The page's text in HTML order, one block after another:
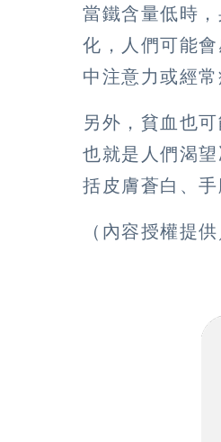
當鐵含量低時
化，人們可能
中注意力或經常
另外，貧血也
也就是人們渴
括皮膚蒼白、
（內容授權提